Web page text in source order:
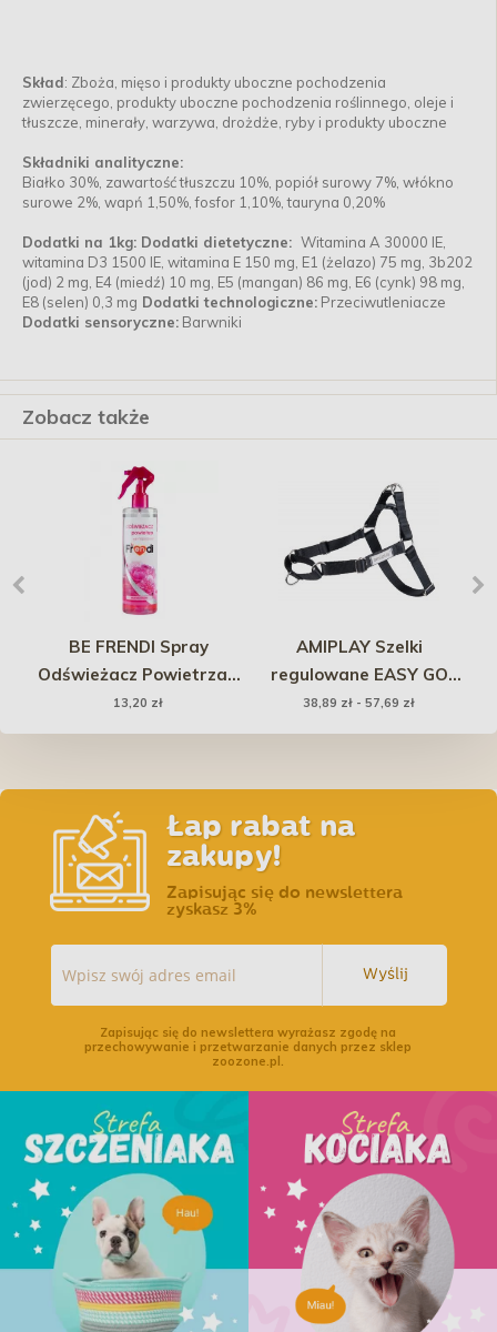
Skład: Zboża, mięso i produkty uboczne pochodzenia
zwierzęcego, produkty uboczne pochodzenia roślinnego, oleje i
tłuszcze, minerały, warzywa, drożdże, ryby i produkty uboczne
Składniki analityczne:
Białko 30%, zawartość tłuszczu 10%, popiół surowy 7%, włókno
surowe 2%, wapń 1,50%, fosfor 1,10%, tauryna 0,20%
Dodatki na 1kg: Dodatki dietetyczne: Witamina A 30000 IE,
witamina D3 1500 IE, witamina E 150 mg, E1 (żelazo) 75 mg, 3b202
(jod) 2 mg, E4 (miedź) 10 mg, E5 (mangan) 86 mg, E6 (cynk) 98 mg,
E8 (selen) 0,3 mg Dodatki technologiczne: Przeciwutleniacze
Dodatki sensoryczne: Barwniki
Zobacz także
BE FRENDI Spray
Odświeżacz Powietrza -
Różowe kwiaty 400 ml
13,20 zł
AMIPLAY Szelki
regulowane EASY GO
Samba - Czarne
38,89 zł - 57,69 zł
Łap rabat na
zakupy!
Zapisując się do newslettera
zyskasz 3%
Wyślij
Zapisując się do newslettera wyrażasz zgodę na
przechowywanie i przetwarzanie danych przez sklep
zoozone.pl.